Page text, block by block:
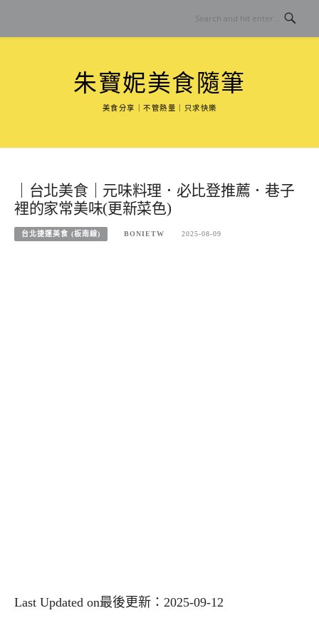
content
朱寶妮美食隨筆
美食分享｜不管熱量｜只求快樂
｜台北美食｜元味料理．必比登推薦．巷子
裡的家常美味(更新菜色)
台北捷運美食 (板南線) BONIETW 2025-08-09
Last Updated on最後更新：2025-09-12